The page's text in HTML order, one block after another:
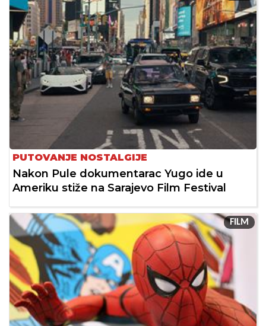
PUTOVANJE NOSTALGIJE
Nakon Pule dokumentarac Yugo ide u
Ameriku stiže na Sarajevo Film Festival
FILM